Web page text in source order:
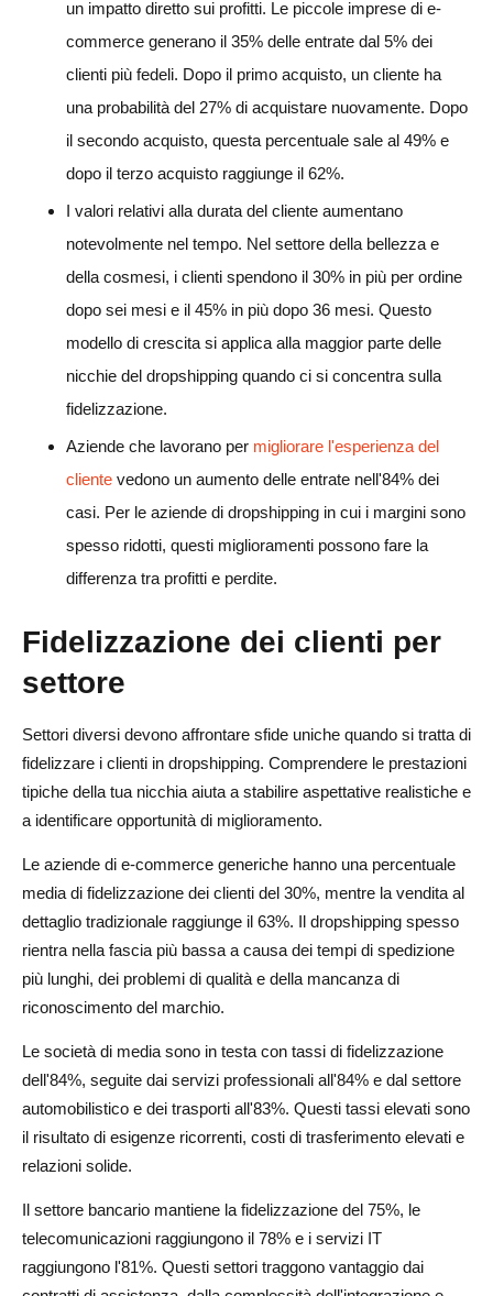
un impatto diretto sui profitti. Le piccole imprese di e-
commerce generano il 35% delle entrate dal 5% dei
clienti più fedeli. Dopo il primo acquisto, un cliente ha
una probabilità del 27% di acquistare nuovamente. Dopo
il secondo acquisto, questa percentuale sale al 49% e
dopo il terzo acquisto raggiunge il 62%.
I valori relativi alla durata del cliente aumentano
notevolmente nel tempo. Nel settore della bellezza e
della cosmesi, i clienti spendono il 30% in più per ordine
dopo sei mesi e il 45% in più dopo 36 mesi. Questo
modello di crescita si applica alla maggior parte delle
nicchie del dropshipping quando ci si concentra sulla
fidelizzazione.
Aziende che lavorano per migliorare l'esperienza del
cliente vedono un aumento delle entrate nell'84% dei
casi. Per le aziende di dropshipping in cui i margini sono
spesso ridotti, questi miglioramenti possono fare la
differenza tra profitti e perdite.
Fidelizzazione dei clienti per
settore
Settori diversi devono affrontare sfide uniche quando si tratta di
fidelizzare i clienti in dropshipping. Comprendere le prestazioni
tipiche della tua nicchia aiuta a stabilire aspettative realistiche e
a identificare opportunità di miglioramento.
Le aziende di e-commerce generiche hanno una percentuale
media di fidelizzazione dei clienti del 30%, mentre la vendita al
dettaglio tradizionale raggiunge il 63%. Il dropshipping spesso
rientra nella fascia più bassa a causa dei tempi di spedizione
più lunghi, dei problemi di qualità e della mancanza di
riconoscimento del marchio.
Le società di media sono in testa con tassi di fidelizzazione
dell'84%, seguite dai servizi professionali all'84% e dal settore
automobilistico e dei trasporti all'83%. Questi tassi elevati sono
il risultato di esigenze ricorrenti, costi di trasferimento elevati e
relazioni solide.
Il settore bancario mantiene la fidelizzazione del 75%, le
telecomunicazioni raggiungono il 78% e i servizi IT
raggiungono l'81%. Questi settori traggono vantaggio dai